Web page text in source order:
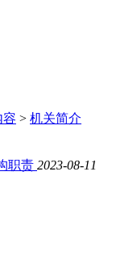
容 > 机关简介
职责 2023-08-11